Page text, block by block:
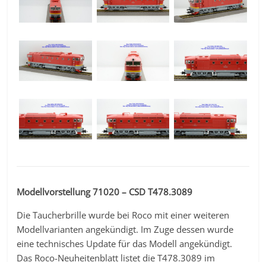
Modellvorstellung 71020 – CSD T478.3089
Die Taucherbrille wurde bei Roco mit einer weiteren
Modellvarianten angekündigt. Im Zuge dessen wurde
eine technisches Update für das Modell angekündigt.
Das Roco-Neuheitenblatt listet die T478.3089 im